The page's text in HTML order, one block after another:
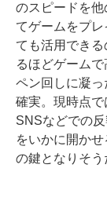
のスピードを
てゲームをプ
ても活用でき
るほどゲーム
ペン回しに凝
確実。現時点で
SNSなどでの
をいかに開か
の鍵となりそう